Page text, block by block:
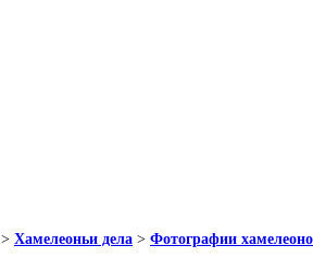
> Хамелеоньи дела > Фотографии